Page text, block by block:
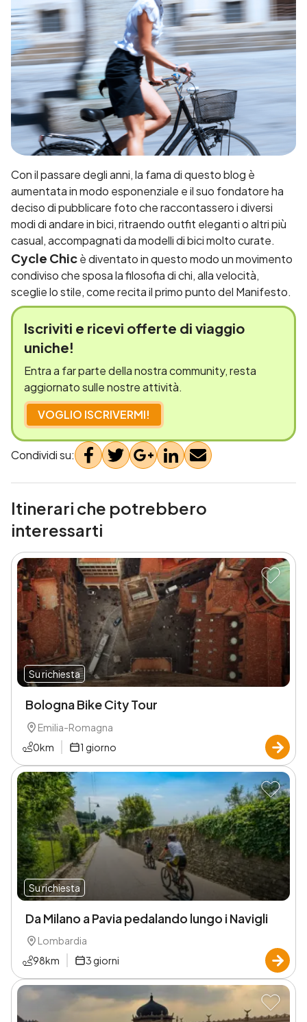
Con il passare degli anni, la fama di questo blog è
aumentata in modo esponenziale e il suo fondatore ha
deciso di pubblicare foto che raccontassero i diversi
modi di andare in bici, ritraendo outfit eleganti o altri più
casual, accompagnati da modelli di bici molto curate.
Cycle Chicè diventato in questo modo un movimento
condiviso che sposa la filosofia di chi, alla velocità,
sceglie lo stile, come recita il primo punto del Manifesto.
Iscriviti e ricevi offerte di viaggio
uniche!
Entra a far parte della nostra community, resta
aggiornato sulle nostre attività.
VOGLIO ISCRIVERMI!
Condividi su:
Itinerari che potrebbero
interessarti
Su richiesta
Bologna Bike City Tour
Emilia-Romagna
0km 1 giorno
Su richiesta
Da Milano a Pavia pedalando lungo i Navigli
Lombardia
98km 3giorni